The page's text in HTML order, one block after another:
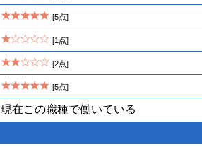
[5点]
[1点]
[2点]
[5点]
現在この職種で働いている